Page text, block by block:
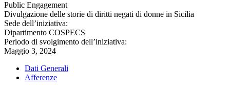
Public Engagement
Divulgazione delle storie di diritti negati di donne in Sicilia
Sede dell’iniziativa:
Dipartimento COSPECS
Periodo di svolgimento dell’iniziativa:
Maggio 3, 2024
Dati Generali
Afferenze